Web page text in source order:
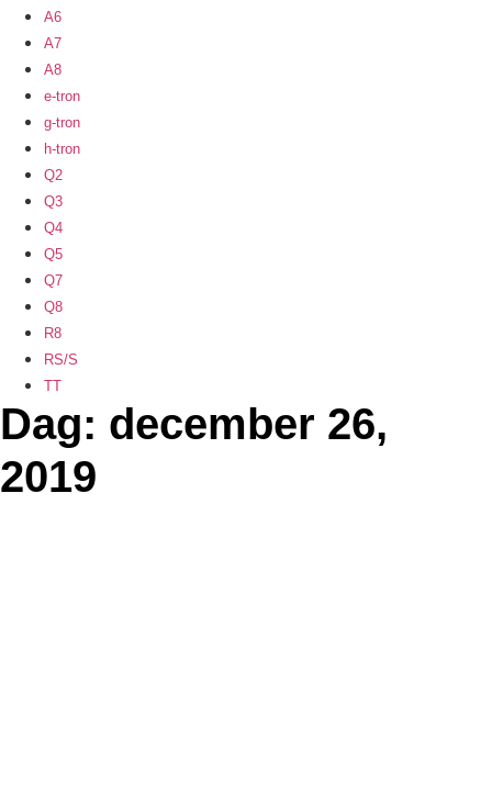
A6
A7
A8
e-tron
g-tron
h-tron
Q2
Q3
Q4
Q5
Q7
Q8
R8
RS/S
TT
Dag: december 26,
2019